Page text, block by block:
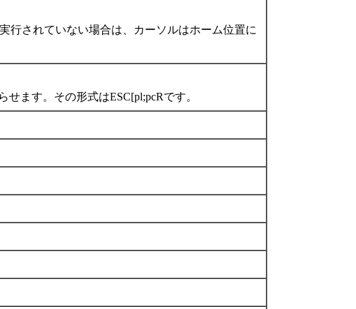
行されていない場合は、カーソルはホーム位置に
ます。その形式はESC[pl;pcRです。